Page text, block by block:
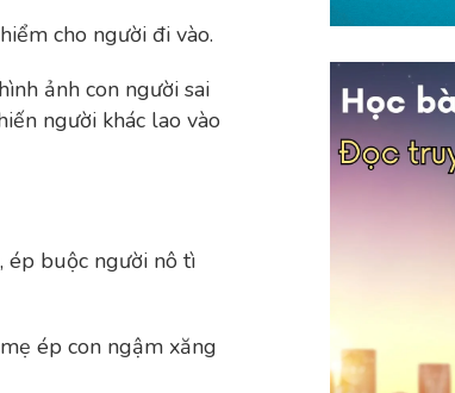
cho người đi vào.
ảnh con người sai
người khác lao vào
, ép buộc người nô tì
ép con ngậm xăng